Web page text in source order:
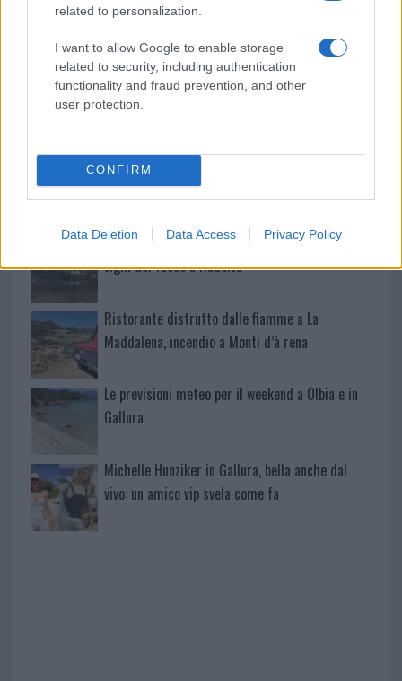
related to personalization.
I want to allow Google to enable storage
related to security, including authentication
functionality and fraud prevention, and other
user protection.
CONFIRM
Data Deletion Data Access Privacy Policy
Jovanotti, Gabry Ponte e Alfa: Olbia ombelico del
Giorgia Meloni a La Maddalena, la vicesindaco:
“Orgoglio e discrezione per visita privata̶…
Incendio nella notte a Olbia, a fuoco due furgoni
A fuoco un deposito con bombole, intervento dei
vigili del fuoco a Rudalza
Ristorante distrutto dalle fiamme a La
Maddalena, incendio a Monti d’à rena
Le previsioni meteo per il weekend a Olbia e in
Gallura
Michelle Hunziker in Gallura, bella anche dal
vivo: un amico vip svela come fa